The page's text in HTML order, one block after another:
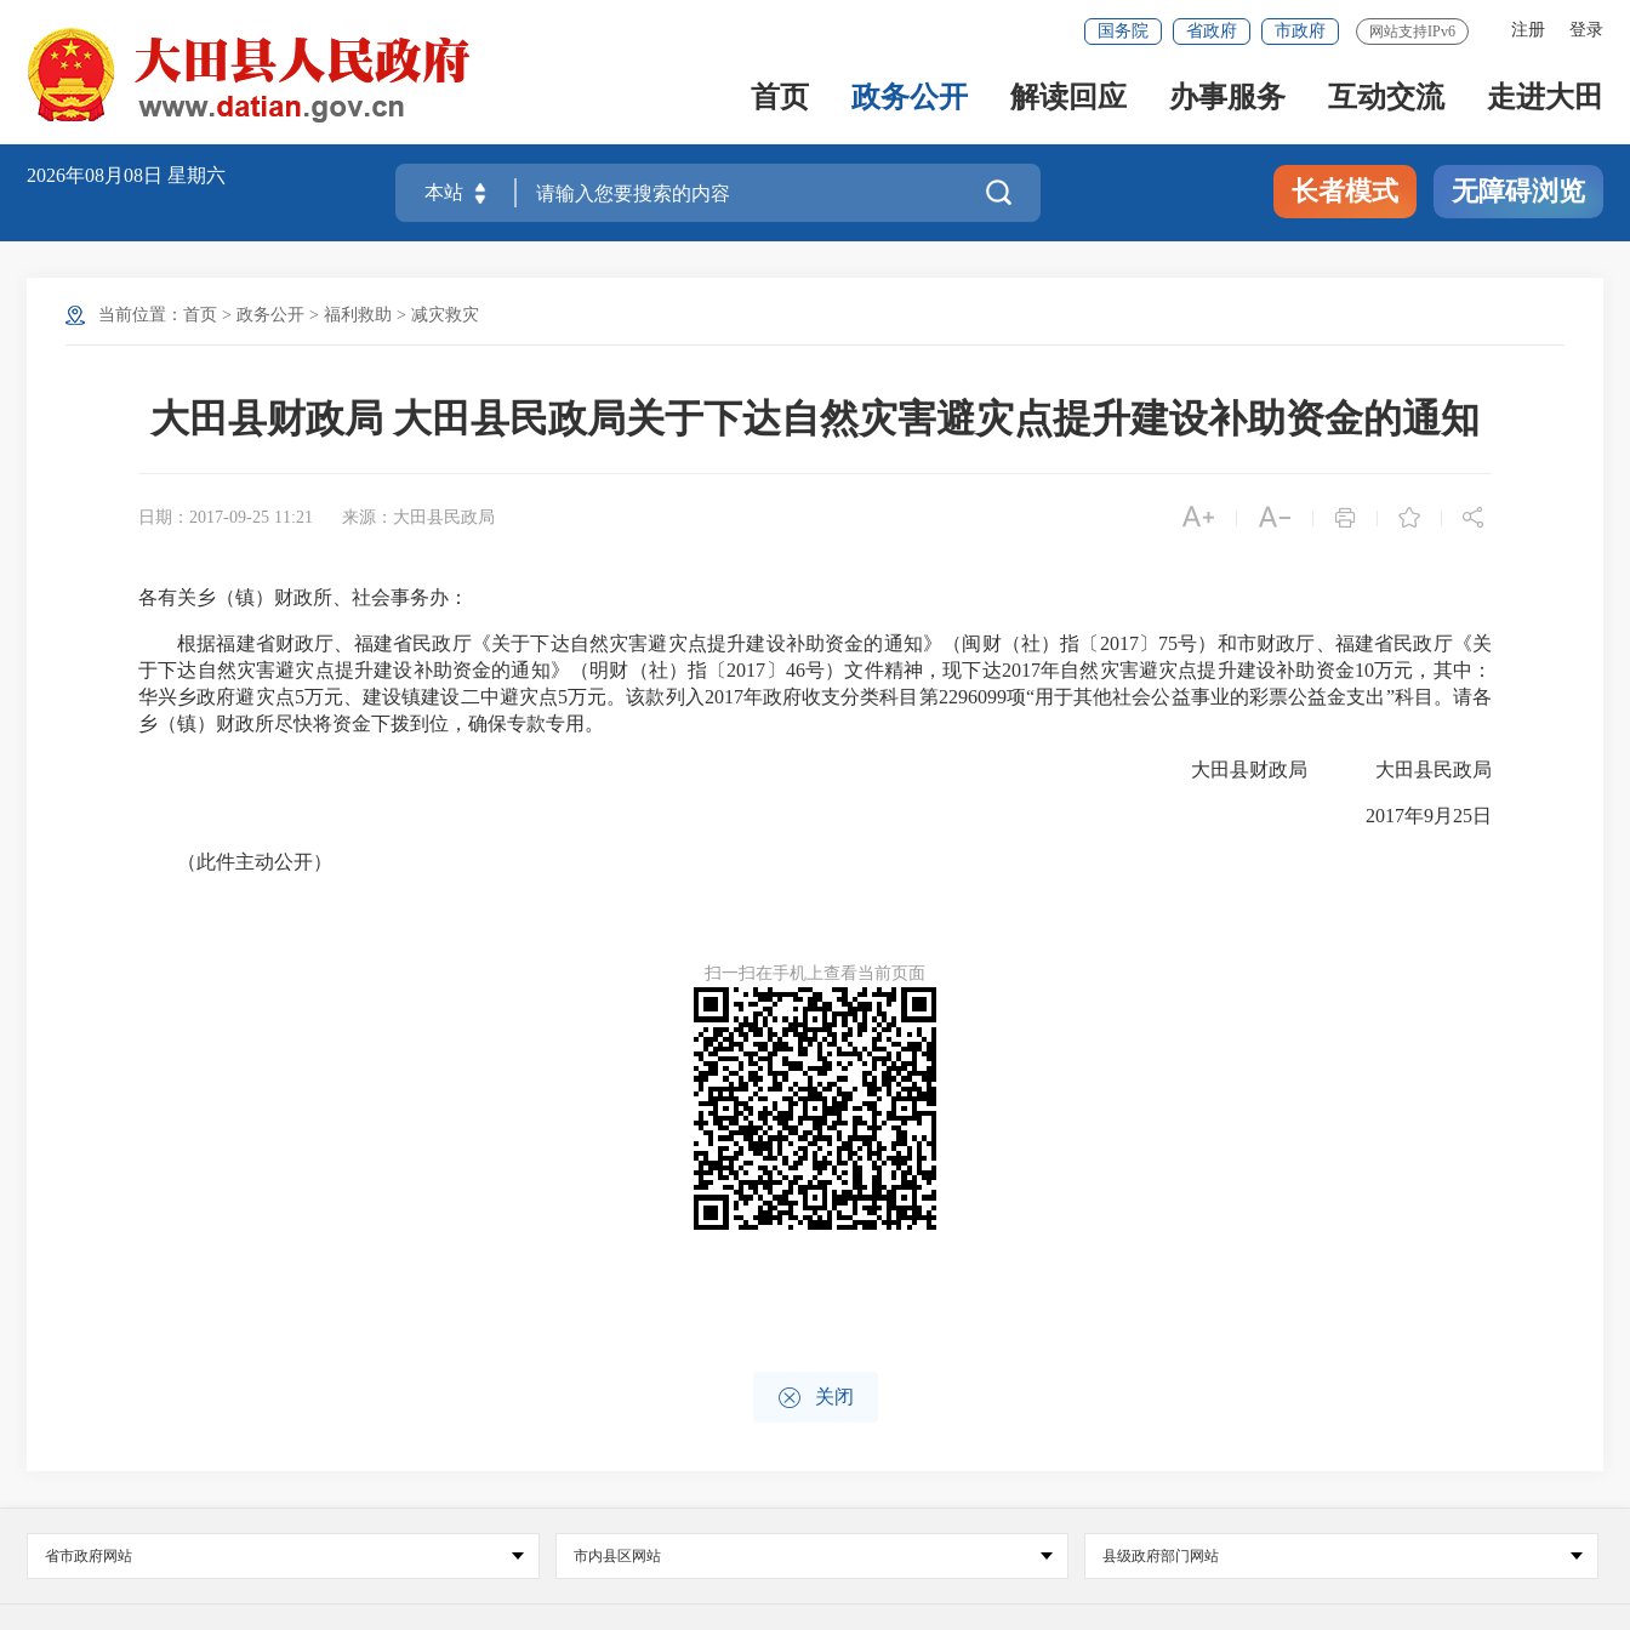
注册 登录
国务院 省政府 市政府 网站支持IPv6
首页 政务公开 解读回应 办事服务 互动交流 走进大田
2026年08月08日 星期六
 长者模式 无障碍浏览
当前位置： 首页 > 政务公开 > 福利救助 > 减灾救灾
大田县财政局 大田县民政局关于下达自然灾害避灾点提升建设补助资金的通知
日期：2017-09-25 11:21 来源：大田县民政局     
各有关乡（镇）财政所、社会事务办：
根据福建省财政厅、福建省民政厅《关于下达自然灾害避灾点提升建设补助资金的通知》（闽财（社）指〔2017〕75号）和市财政厅、福建省民政厅《关
于下达自然灾害避灾点提升建设补助资金的通知》（明财（社）指〔2017〕46号）文件精神，现下达2017年自然灾害避灾点提升建设补助资金10万元，其中：
华兴乡政府避灾点5万元、建设镇建设二中避灾点5万元。该款列入2017年政府收支分类科目第2296099项“用于其他社会公益事业的彩票公益金支出”科目。请各
乡（镇）财政所尽快将资金下拨到位，确保专款专用。
大田县财政局 大田县民政局
2017年9月25日
（此件主动公开）
扫一扫在手机上查看当前页面
 关闭
省市政府网站 市内县区网站 县级政府部门网站